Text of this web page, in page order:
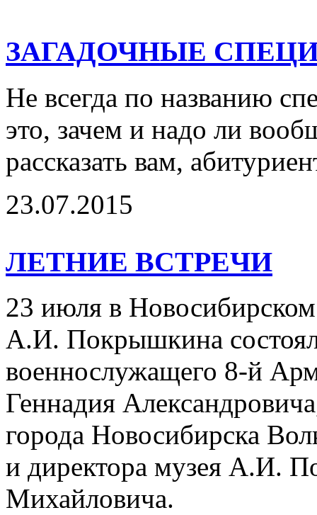
ЗАГАДОЧНЫЕ
Не всегда по названию
это, зачем и надо ли
рассказать вам,
23.07.2015
ЛЕТНИЕ ВСТРЕЧИ
23 июля в
А.И. Покрышкина
военнослужащего 8-й
Геннадия
города Новосибирска
и директора музея А.И.
Михайловича.